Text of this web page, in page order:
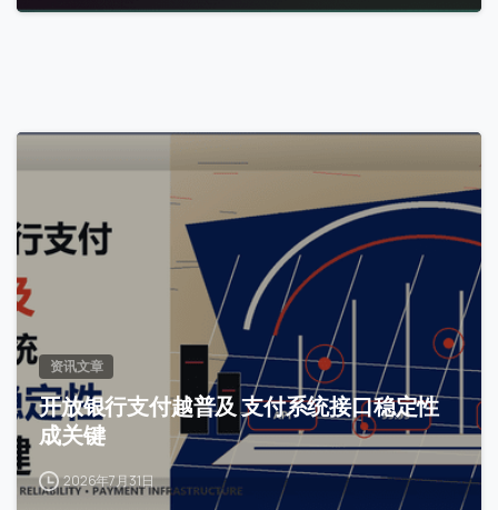
资讯文章
开放银行支付越普及 支付系统接口稳定性
成关键
2026年7月31日